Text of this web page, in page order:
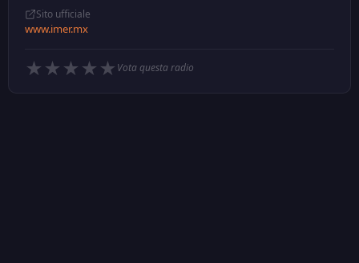
Sito ufficiale
www.imer.mx
★ ★ ★ ★ ★ Vota questa radio